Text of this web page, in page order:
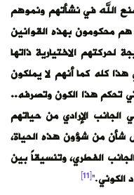
الله في نشأتهم ونموهم
محكومون بهذه القوانين
الاختيارية ذاتها
كله كما أنهم لا يملكون
تحكم هذا الكون وتصرفه..
الجانب الإرادي من حياتهم
شأن من شؤون هذه الحياة،
الفطري، وتنسيقاً بين
.”
[11]